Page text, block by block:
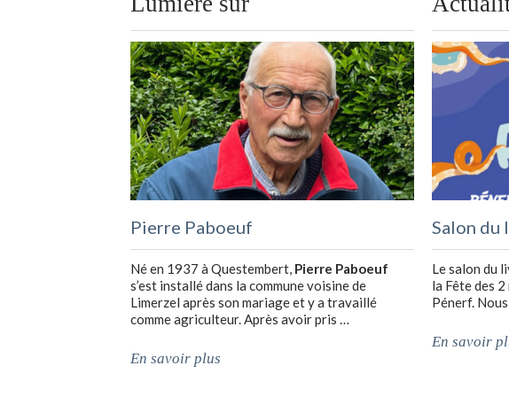
Pierre Paboeuf
Né en 1937 à Questembert, Pierre Paboeuf
s’est installé dans la commune voisine de
Limerzel après son mariage et y a travaillé
comme agriculteur. Après avoir pris …
En savoir plus
Salon du
Le salon du
la Fête des
Pénerf.
En savoir